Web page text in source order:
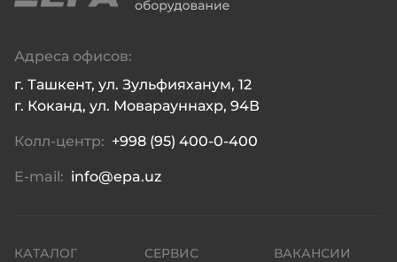
Адреса офисов:
г. Ташкент, ул. Зульфияханум, 12
г. Коканд, ул. Моварауннахр, 94В
Колл-центр: +998 (95) 400-0-400
E-mail: info@epa.uz
КАТАЛОГ СЕРВИС ВАКАНСИИ